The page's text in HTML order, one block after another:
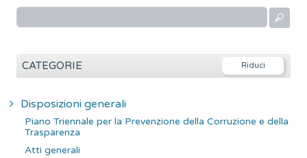
r
CATEGORIE
Disposizioni generali
Piano Triennale per la Prevenzione della Corruzione e della
Trasparenza
Atti generali